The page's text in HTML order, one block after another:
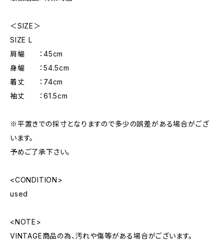
＜SIZE＞
SIZE L
肩幅 ：45cm
身幅 ：54.5cm
着丈 ：74cm
袖丈 ：61.5cm
※平置きでの採寸となりますので多少の誤差がある場合がござ
います。
予めご了承下さい。
<CONDITION>
used
<NOTE>
VINTAGE商品の為、汚れや傷等がある場合がございます。